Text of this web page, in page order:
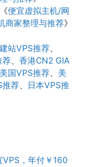
便宜虚拟主机/网
商家整理与推荐》
建站VPS推荐、
荐、 香港CN2 GIA
美国VPS推荐、 美
推荐、 日本VPS推
，年付￥160